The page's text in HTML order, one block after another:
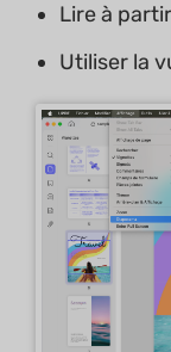
Lire à
Utiliser la